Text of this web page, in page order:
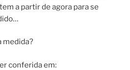
a partir de agora para se
medida?
conferida em: